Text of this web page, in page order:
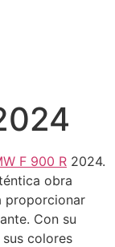
F 900 R 2024.
obra
proporcionar
Con su
colores